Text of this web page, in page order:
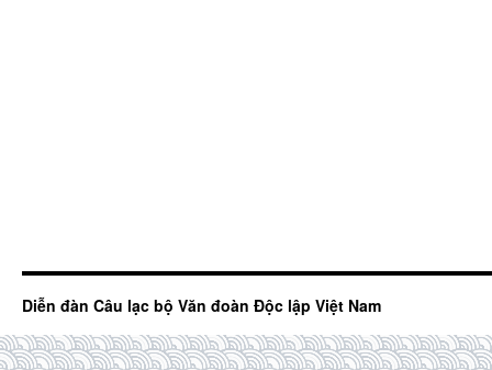
Diễn đàn Câu lạc bộ Văn đoàn Độc lập Việt Nam